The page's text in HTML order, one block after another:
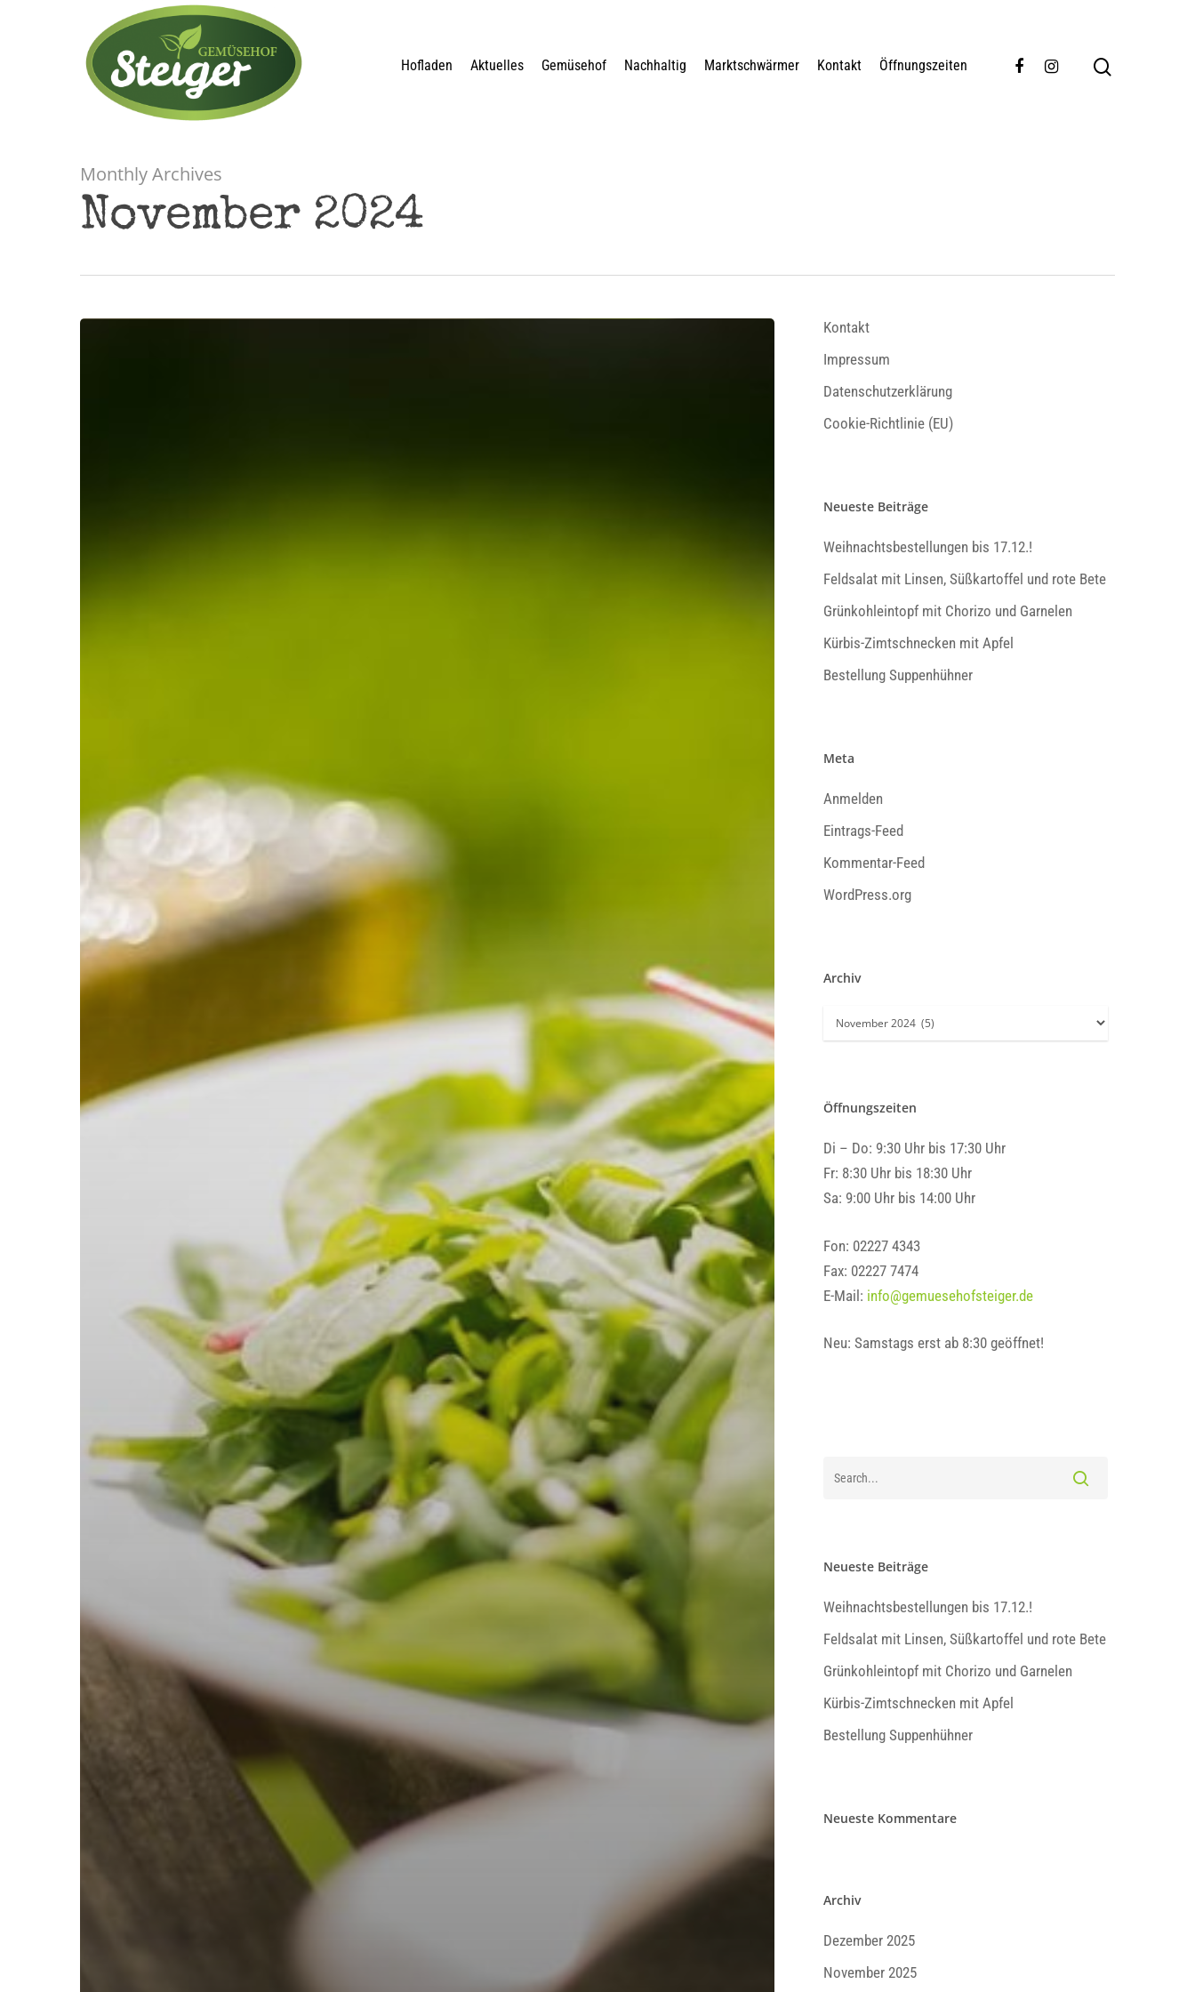
Hofladen Aktuelles Gemüsehof Nachhaltig Marktschwärmer Kontakt Öffnungszeiten
Monthly Archives
November 2024
Kontakt
Impressum
Datenschutzerklärung
Cookie-Richtlinie (EU)
Neueste Beiträge
Weihnachtsbestellungen bis 17.12.!
Feldsalat mit Linsen, Süßkartoffel und rote Bete
Grünkohleintopf mit Chorizo und Garnelen
Kürbis-Zimtschnecken mit Apfel
Bestellung Suppenhühner
Meta
Anmelden
Eintrags-Feed
Kommentar-Feed
WordPress.org
Archiv
Archiv
Öffnungszeiten
Di – Do: 9:30 Uhr bis 17:30 Uhr
Fr: 8:30 Uhr bis 18:30 Uhr
Sa: 9:00 Uhr bis 14:00 Uhr
Fon: 02227 4343
Fax: 02227 7474
E-Mail: info@gemuesehofsteiger.de
Neu: Samstags erst ab 8:30 geöffnet!
Neueste Beiträge
Weihnachtsbestellungen bis 17.12.!
Feldsalat mit Linsen, Süßkartoffel und rote Bete
Grünkohleintopf mit Chorizo und Garnelen
Kürbis-Zimtschnecken mit Apfel
Bestellung Suppenhühner
Neueste Kommentare
Archiv
Dezember 2025
November 2025